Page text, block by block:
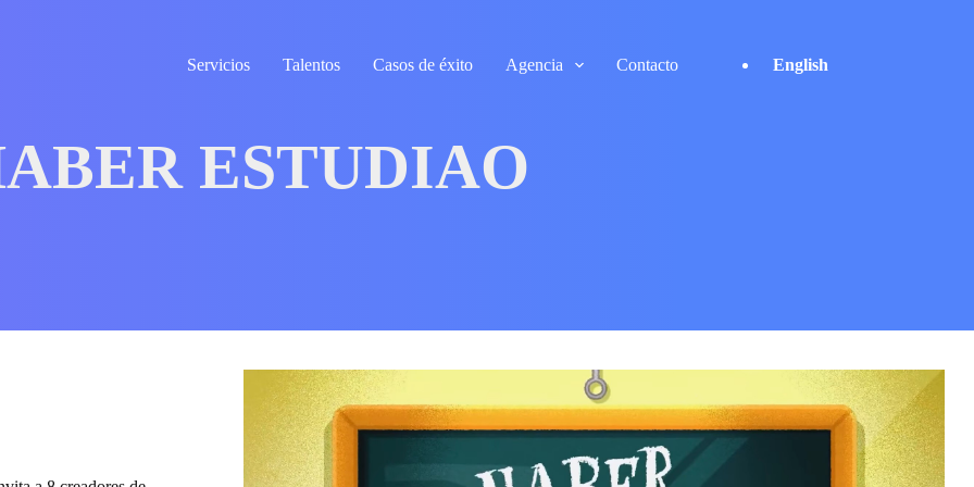
Servicios
Talentos Casos de éxito Agencia Contacto English
ESTUDIAO